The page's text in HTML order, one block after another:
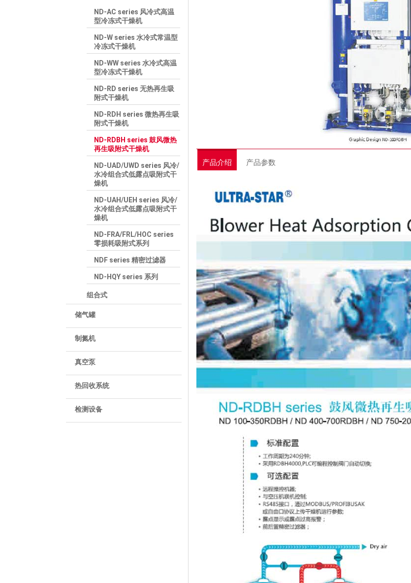
ND-AC series 风冷式高温
型冷冻式干燥机
ND-W series 水冷式常温型
冷冻式干燥机
ND-WW series 水冷式高温
型冷冻式干燥机
ND-RD series 无热再生吸
附式干燥机
ND-RDH series 微热再生吸
附式干燥机
ND-RDBH series 鼓风微热
再生吸附式干燥机
ND-UAD/UWD series 风冷/
水冷组合式低露点吸附式干
燥机
ND-UAH/UEH series 风冷/
水冷组合式低露点吸附式干
燥机
ND-FRA/FRL/HOC series
零损耗吸附式系列
NDF series 精密过滤器
ND-HQY series 系列
组合式
储气罐
制氮机
真空泵
热回收系统
检测设备
产品介绍 产品参数